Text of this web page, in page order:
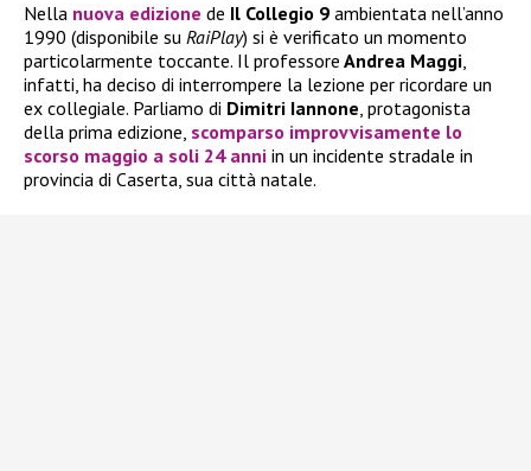
Nella nuova edizione de Il Collegio 9 ambientata nell’anno
1990 (disponibile su RaiPlay) si è verificato un momento
particolarmente toccante. Il professore Andrea Maggi,
infatti, ha deciso di interrompere la lezione per ricordare un
ex collegiale. Parliamo di Dimitri Iannone, protagonista
della prima edizione, scomparso improvvisamente lo
scorso maggio a soli 24 anni in un incidente stradale in
provincia di Caserta, sua città natale.